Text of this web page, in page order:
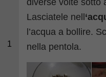
1
diverse volte sotto
Lasciatele nell
l’acqua a bollire.
nella pentola.